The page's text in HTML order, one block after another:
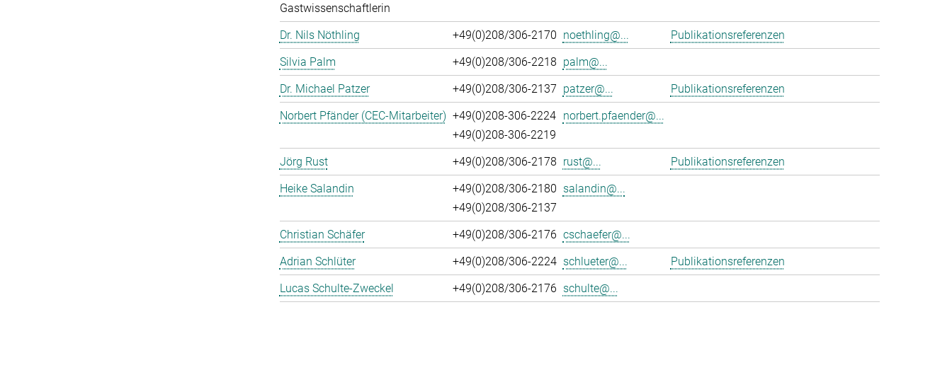
Gastwissenschaftlerin
Dr. Nils Nöthling +49(0)208/306-2170 noethling@...
Publikationsreferenzen
Silvia Palm
+49(0)208/306-2218 palm@...
Dr. Michael Patzer
+49(0)208/306-2137 patzer@...
Publikationsreferenzen
Norbert Pfänder (CEC-Mitarbeiter) +49(0)208-306-2224
+49(0)208-306-2219
norbert.pfaender@...
Jörg Rust +49(0)208/306-2178 rust@...
Publikationsreferenzen
Heike Salandin
+49(0)208/306-2180
+49(0)208/306-2137
salandin@...
Christian Schäfer +49(0)208/306-2176 cschaefer@...
Adrian Schlüter
+49(0)208/306-2224 schlueter@...
Publikationsreferenzen
Lucas Schulte-Zweckel
+49(0)208/306-2176 schulte@...